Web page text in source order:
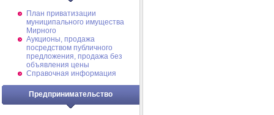
План приватизации
муниципального имущества
Мирного
Аукционы, продажа
посредством публичного
предложения, продажа без
объявления цены
Справочная информация
Предпринимательство